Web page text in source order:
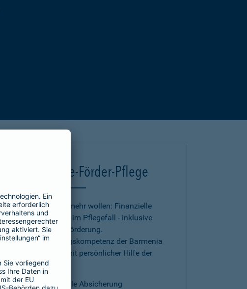
Deutsche-Förder-Pflege
Für alle, die mehr wollen: Finanzielle
Absicherung im Pflegefall - inklusive
staatlicher Förderung.
Versicherungskompetenz der Barmenia
kombiniert mit persönlicher Hilfe der
Johanniter.
finanzielle Absicherung